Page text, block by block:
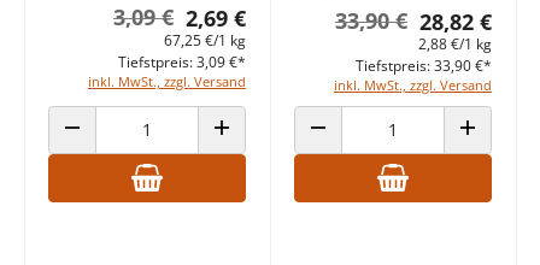
2,69 €
3,09 €
67,25 €/1 kg
inkl. MwSt., zzgl. Versand
Tiefstpreis: 3,09 €*
ANZAHL VERRINGERN ANZAHL ERHÖHEN
28,82 €
33,90 €
2,88 €/1 kg
inkl. MwSt., zzgl. Versand
Tiefstpreis: 33,90 €*
ANZAHL VERRINGERN ANZAHL